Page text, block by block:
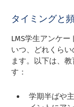
タイミングと
LMS学生アンケー
いつ、どれくら
ます。以下は、
す：
学期半ばや